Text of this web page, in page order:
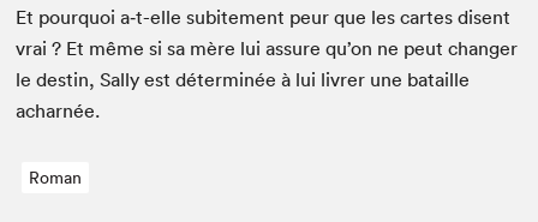
Et pourquoi a‑t-elle subite­ment peur que les cartes dis­ent
vrai ? Et même si sa mère lui assure qu’on ne peut chang­er
le des­tin, Sal­ly est déter­minée à lui livr­er une bataille
acharnée.
Roman